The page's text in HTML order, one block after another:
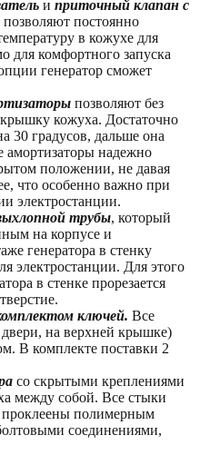
и приточный клапан с
позволяют постоянно
в кожухе для
для комфортного запуска
генератор сможет
позволяют без
кожуха. Достаточно
30 градусов, дальше она
амортизаторы надежно
положении, не давая
что особенно важно при
электростанции.
трубы, который
на корпусе и
генератора в стенку
электростанции. Для этого
в стенке прорезается
ключей. Все
на верхней крышке)
В комплекте поставки 2
со скрытыми креплениями
между собой. Все стыки
проклеены полимерным
соединениями,